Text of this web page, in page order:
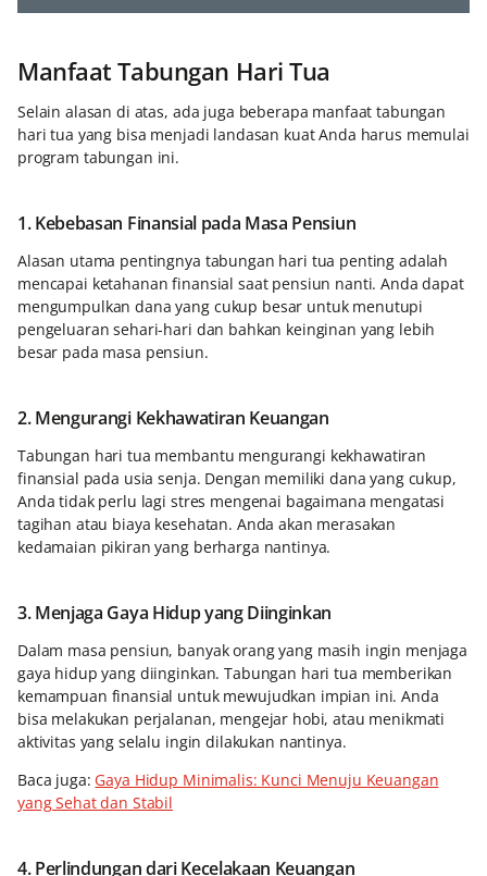
Manfaat Tabungan Hari Tua
Selain alasan di atas, ada juga beberapa manfaat tabungan
hari tua yang bisa menjadi landasan kuat Anda harus memulai
program tabungan ini.
1. Kebebasan Finansial pada Masa Pensiun
Alasan utama pentingnya tabungan hari tua penting adalah
mencapai ketahanan finansial saat pensiun nanti. Anda dapat
mengumpulkan dana yang cukup besar untuk menutupi
pengeluaran sehari-hari dan bahkan keinginan yang lebih
besar pada masa pensiun.
2. Mengurangi Kekhawatiran Keuangan
Tabungan hari tua membantu mengurangi kekhawatiran
finansial pada usia senja. Dengan memiliki dana yang cukup,
Anda tidak perlu lagi stres mengenai bagaimana mengatasi
tagihan atau biaya kesehatan. Anda akan merasakan
kedamaian pikiran yang berharga nantinya.
3. Menjaga Gaya Hidup yang Diinginkan
Dalam masa pensiun, banyak orang yang masih ingin menjaga
gaya hidup yang diinginkan. Tabungan hari tua memberikan
kemampuan finansial untuk mewujudkan impian ini. Anda
bisa melakukan perjalanan, mengejar hobi, atau menikmati
aktivitas yang selalu ingin dilakukan nantinya.
Baca juga: Gaya Hidup Minimalis: Kunci Menuju Keuangan
yang Sehat dan Stabil
4. Perlindungan dari Kecelakaan Keuangan